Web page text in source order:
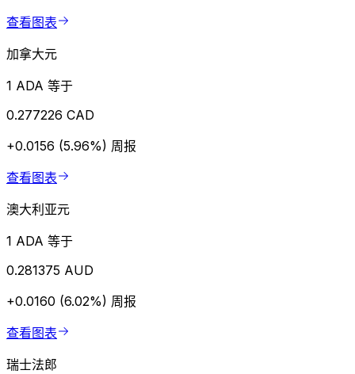
查看图表
加拿大元
1 ADA 等于
0.277226 CAD
+0.0156 (5.96%) 周报
查看图表
澳大利亚元
1 ADA 等于
0.281375 AUD
+0.0160 (6.02%) 周报
查看图表
瑞士法郎